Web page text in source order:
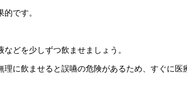
です。
どを少しずつ飲ませましょう。
に飲ませると誤嚥の危険があるため、すぐに医